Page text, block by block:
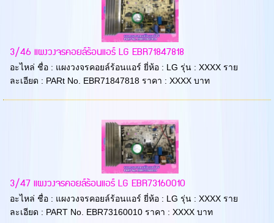
3/46 แผงวงจรคอยล์ร้อนแอร์ LG EBR71847818
อะไหล่ ชื่อ : แผงวงจรคอยล์ร้อนแอร์ ยี่ห้อ : LG รุ่น : XXXX ราย
ละเอียด : PARt No. EBR71847818 ราคา : XXXX บาท
3/47 แผงวงจรคอยล์ร้อนแอร์ LG EBR73160010
อะไหล่ ชื่อ : แผงวงจรคอยล์ร้อนแอร์ ยี่ห้อ : LG รุ่น : XXXX ราย
ละเอียด : PART No. EBR73160010 ราคา : XXXX บาท